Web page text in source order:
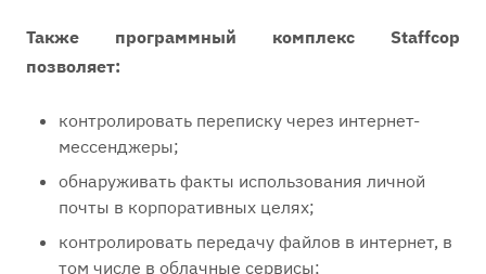
Также программный комплекс Staffcop
позволяет:
контролировать переписку через интернет-
мессенджеры;
обнаруживать факты использования личной
почты в корпоративных целях;
контролировать передачу файлов в интернет, в
том числе в облачные сервисы;